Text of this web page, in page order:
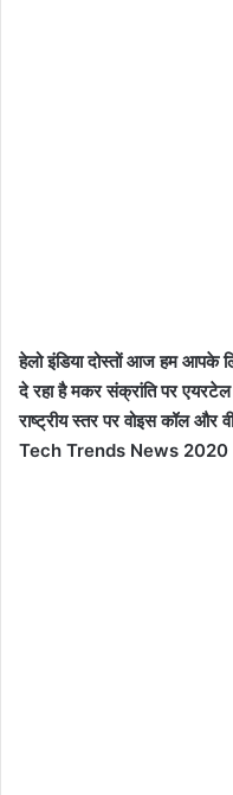
हेलो इंडिया दोस्तों आज हम
दे रहा है मकर संक्रांति पर
राष्‍ट्रीय स्‍तर पर वोइस कॉल
Tech Trends News 2020